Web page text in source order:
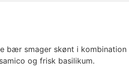
bær smager skønt i kombination
og frisk basilikum.